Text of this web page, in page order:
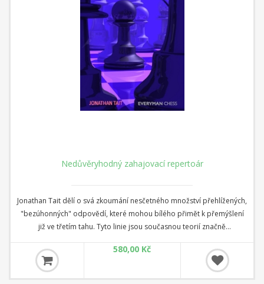
Nedůvěryhodný zahajovací repertoár
Jonathan Tait dělí o svá zkoumání nesčetného množství přehlížených,
"bezúhonných" odpovědí, které mohou bílého přimět k přemýšlení
již ve třetím tahu. Tyto linie jsou současnou teorií značně
kontragambit (1 e4 e5 2 Bc4 f5), Wagenbachova obrana ke
královskému gambitu (1 e4 e5 2 f4 exf4 3 Nf3 h5), Romanišinova
tříjezdcová obrana (1 e4 e5 2 Nf3 Nc6 3 Nc3 Bc5), Dva jezdci
580,00 Kč